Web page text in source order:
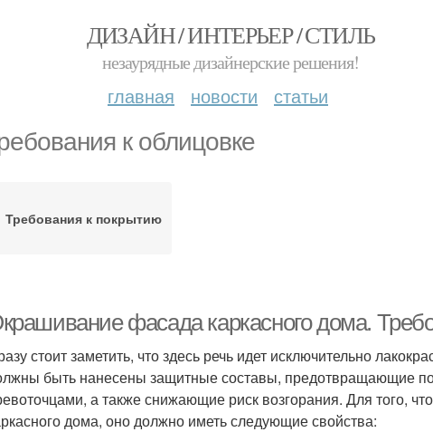
ДИЗАЙН / ИНТЕРЬЕР / СТИЛЬ
незаурядные дизайнерские решения!
главная новости статьи
к облицовке
Требования к покрытию
фасада каркасного дома.
стоит заметить, что здесь речь идет исключительно
быть нанесены защитные составы, предотвращающие
а также снижающие риск возгорания. Для того,
дома, оно должно иметь следующие свойства: